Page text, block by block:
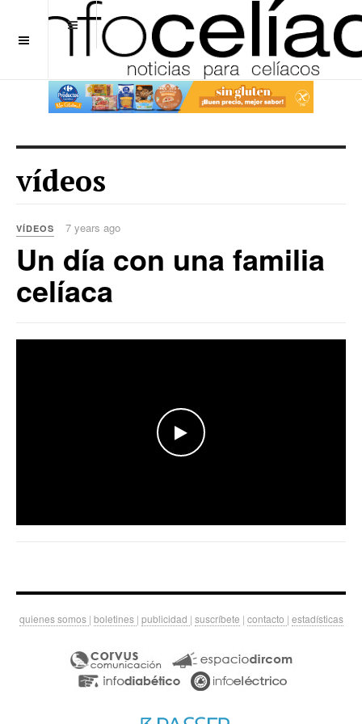
vídeos
VÍDEOS 7 years ago
Un día con una familia
celíaca
WATCH THE VIDEO
quienes somos | boletines | publicidad | suscríbete | contacto | estadísticas